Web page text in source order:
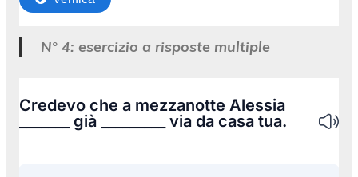
N° 4: esercizio a risposte multiple